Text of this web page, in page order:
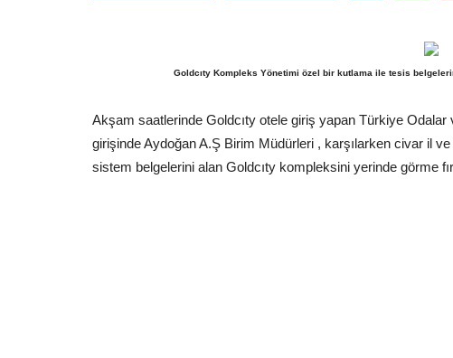
Goldcıty Kompleks Yönetimi özel bir kutlama ile tesis
Akşam saatlerinde Goldcıty otele giriş yapan Türkiye Odalar
girişinde Aydoğan A.Ş Birim Müdürleri , karşılarken civar il
sistem belgelerini alan Goldcıty kompleksini yerinde görme